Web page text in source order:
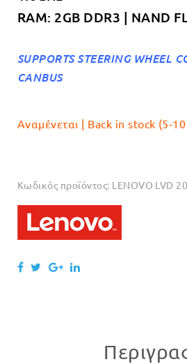
RAM: 2GB DDR3 | NAND
SUPPORTS STEERING WHEEL
CANBUS
Αναμένεται | Back in stock (5-
Κωδικός προϊόντος: LENOVO LVD